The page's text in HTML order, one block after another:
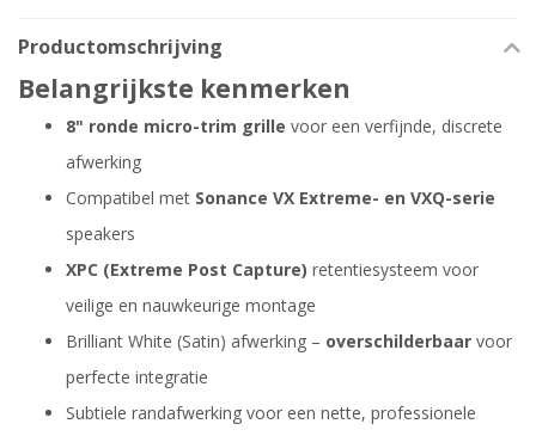
Productomschrijving
Belangrijkste kenmerken
8" ronde micro-trim grille voor een verfijnde, discrete
afwerking
Compatibel met Sonance VX Extreme- en VXQ-serie
speakers
XPC (Extreme Post Capture) retentiesysteem voor
veilige en nauwkeurige montage
Brilliant White (Satin) afwerking – overschilderbaar voor
perfecte integratie
Subtiele randafwerking voor een nette, professionele